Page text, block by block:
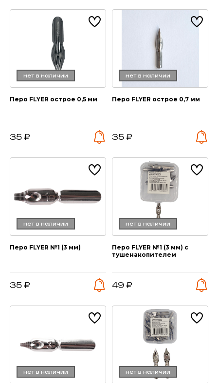
нет в наличии
Перо FLYER острое 0,5 мм
35 ₽
нет в наличии
Перо FLYER острое 0,7 мм
35 ₽
нет в наличии
Перо FLYER №1 (3 мм)
35 ₽
нет в наличии
Перо FLYER №1 (3 мм) с
тушенакопителем
49 ₽
нет в наличии нет в наличии